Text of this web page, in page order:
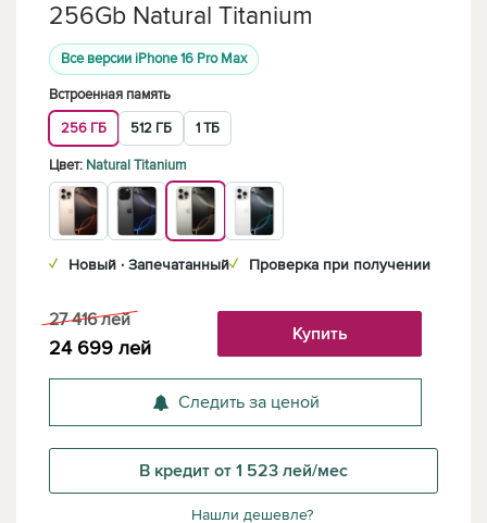
256Gb Natural Titanium
Все версии iPhone 16 Pro Max
Встроенная память
256 ГБ
512 ГБ 1 ТБ
Цвет: Natural Titanium
✓ Новый · Запечатанный✓ Проверка при получении
27 416 лей
24 699 лей
Купить
Следить за ценой
В кредит от 1 523 лей/мес
Нашли дешевле?